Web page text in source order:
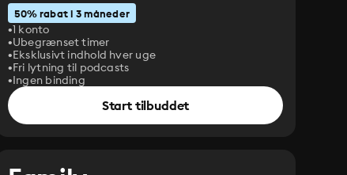
50% rabat i 3 måneder
1 konto
Ubegrænset timer
Eksklusivt indhold hver uge
Fri lytning til podcasts
Ingen binding
Start tilbuddet